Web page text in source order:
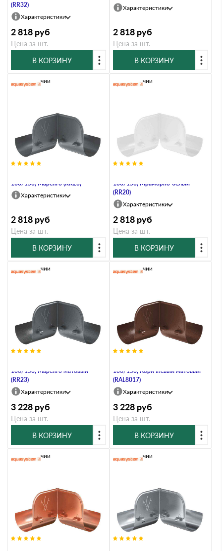
(RR32)
Характеристики
2 818 руб
Цена за шт.
В КОРЗИНУ
Характеристики
2 818 руб
Цена за шт.
В КОРЗИНУ
100/150, Маренго (RR23)
В наличии
Характеристики
2 818 руб
Цена за шт.
В КОРЗИНУ
100/150, Мраморно-белый
(RR20)
В наличии
Характеристики
2 818 руб
Цена за шт.
В КОРЗИНУ
100/150, Маренго матовый
(RR23)
В наличии
Характеристики
3 228 руб
Цена за шт.
В КОРЗИНУ
100/150, Коричневый матовый
(RAL8017)
В наличии
Характеристики
3 228 руб
Цена за шт.
В КОРЗИНУ
В наличии В наличии